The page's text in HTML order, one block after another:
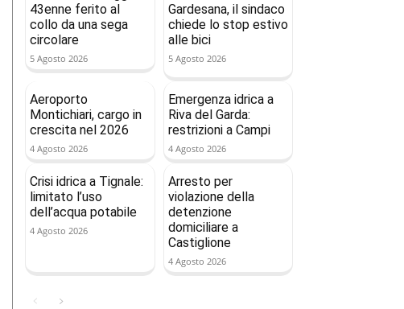
43enne ferito al
collo da una sega
circolare
5 Agosto 2026
Gardesana, il sindaco
chiede lo stop estivo
alle bici
5 Agosto 2026
Aeroporto
Montichiari, cargo in
crescita nel 2026
4 Agosto 2026
Emergenza idrica a
Riva del Garda:
restrizioni a Campi
4 Agosto 2026
Crisi idrica a Tignale:
limitato l’uso
dell’acqua potabile
4 Agosto 2026
Arresto per
violazione della
detenzione
domiciliare a
Castiglione
4 Agosto 2026